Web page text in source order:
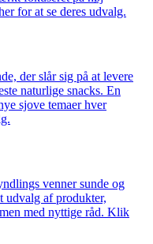
for at se deres udvalg.
der slår sig på at levere
naturlige snacks. En
sjove temaer hver
venner sunde og
udvalg af produkter,
med nyttige råd. Klik